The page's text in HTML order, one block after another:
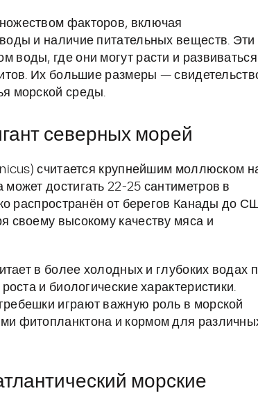
факторов, включая
и наличие питательных веществ. Эти
где они могут расти и развиваться
Их большие размеры —
морской среды.
северных морей
считается крупнейшим моллюском
достигать 22-25 сантиметров в
распространён от берегов Канады до
своему высокому качеству мяса и
в более холодных и глубоких водах
и биологические характеристики.
играют важную роль в морской
фитопланктона и кормом для
морские